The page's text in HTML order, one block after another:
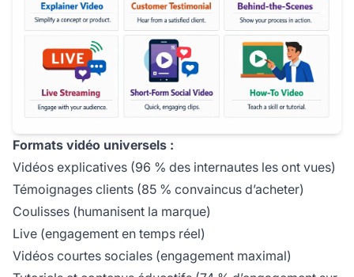
Formats vidéo universels :
Vidéos explicatives (96 % des internautes les ont vues)
Témoignages clients (85 % convaincus d’acheter)
Coulisses (humanisent la marque)
Live (engagement en temps réel)
Vidéos courtes sociales (engagement maximal)